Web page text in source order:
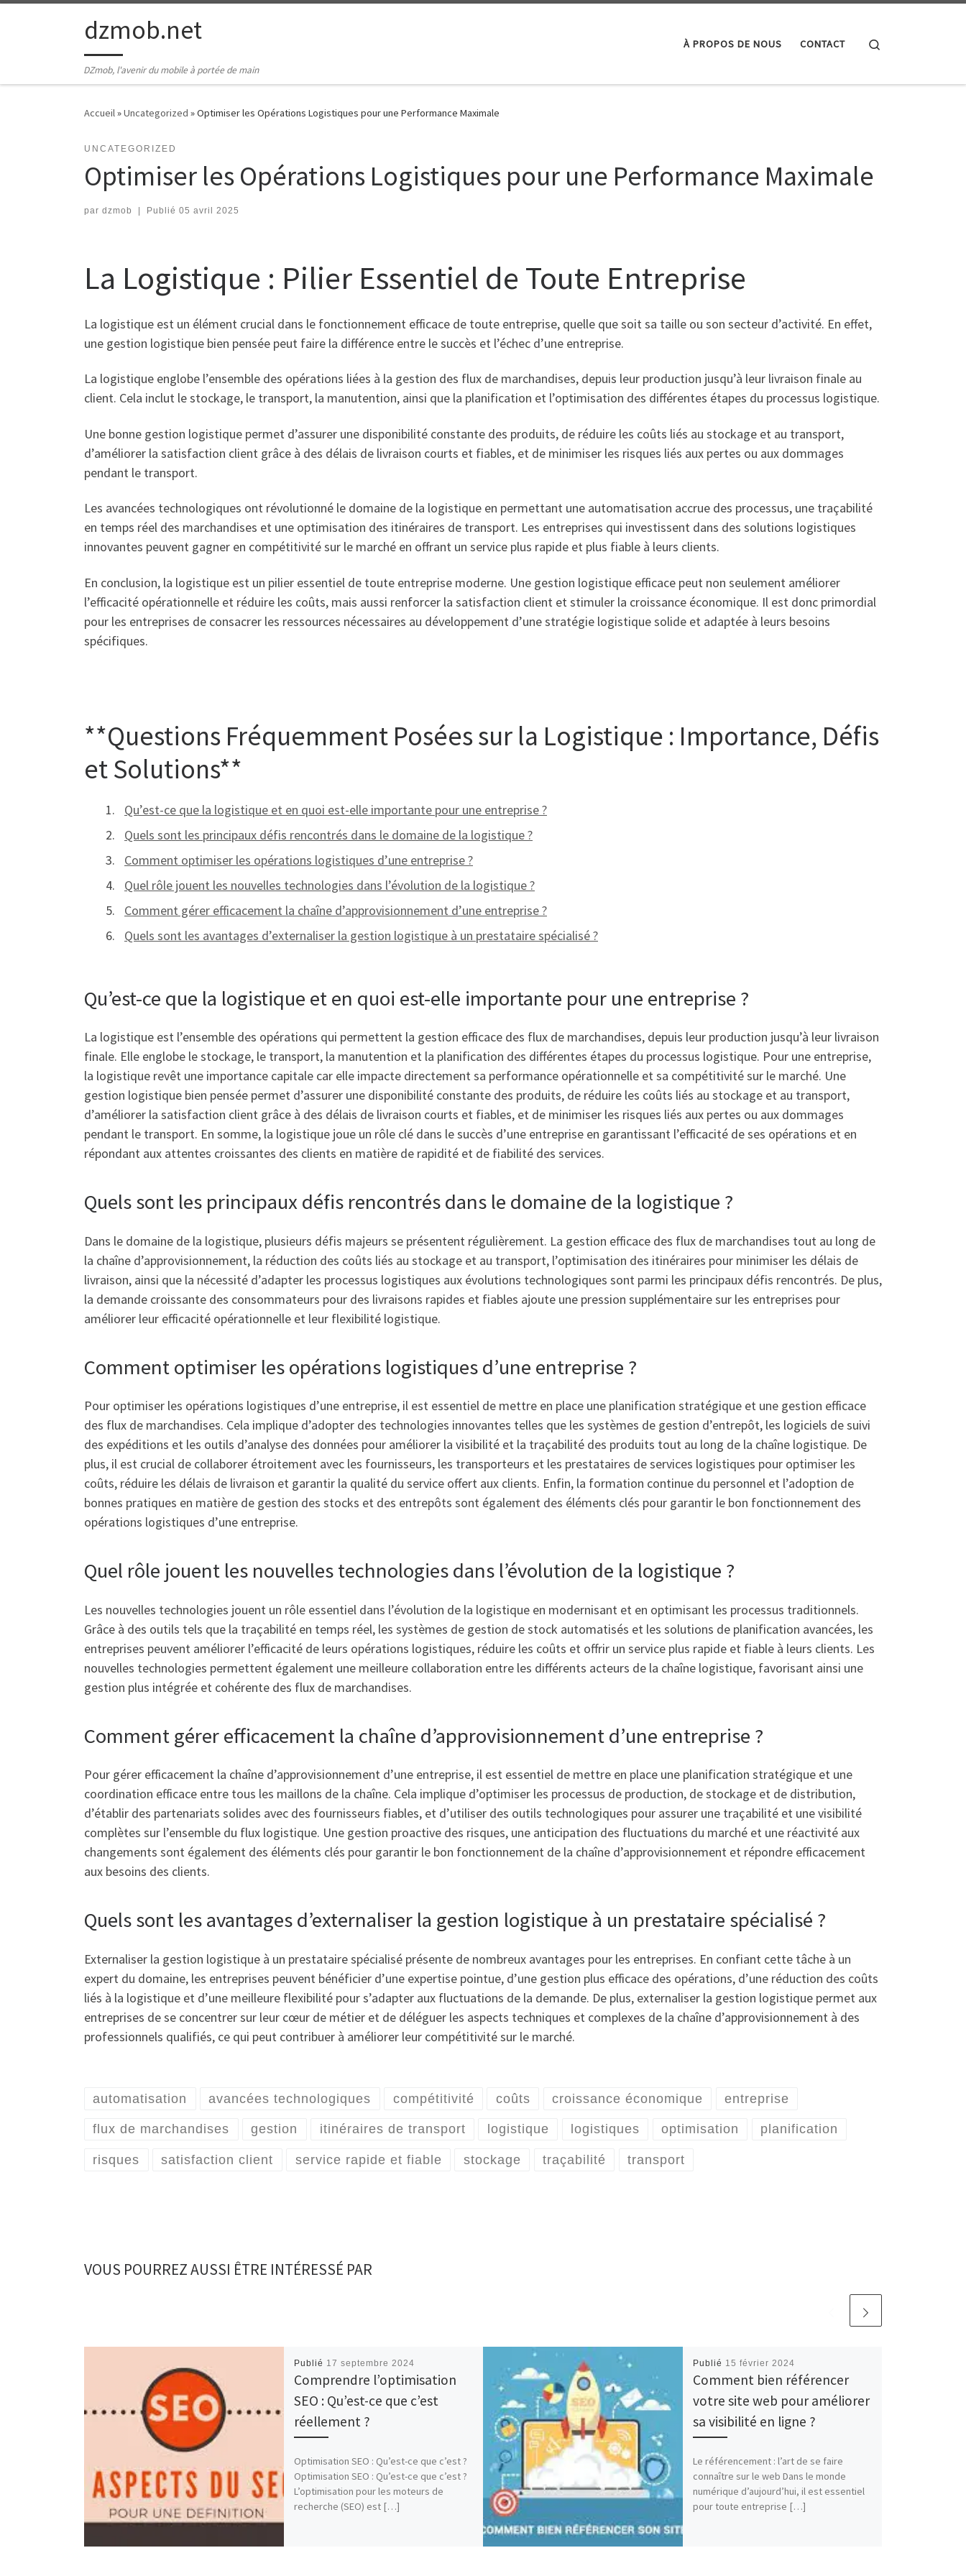
Passer au contenudzmob.net
DZmob, l'avenir du mobile à portée de main
À PROPOS DE NOUS CONTACT
Accueil»Uncategorized »Optimiser les Opérations Logistiques pour une Performance Maximale
UNCATEGORIZED
Optimiser les Opérations Logistiques pour une Performance Maximale
par dzmob Publié 05 avril 2025
La Logistique : Pilier Essentiel de Toute Entreprise
La logistique est un élément crucial dans le fonctionnement efficace de toute entreprise, quelle que soit sa taille ou son secteur d’activité. En effet,
une gestion logistique bien pensée peut faire la différence entre le succès et l’échec d’une entreprise.
La logistique englobe l’ensemble des opérations liées à la gestion des flux de marchandises, depuis leur production jusqu’à leur livraison finale au
client. Cela inclut le stockage, le transport, la manutention, ainsi que la planification et l’optimisation des différentes étapes du processus logistique.
Une bonne gestion logistique permet d’assurer une disponibilité constante des produits, de réduire les coûts liés au stockage et au transport,
d’améliorer la satisfaction client grâce à des délais de livraison courts et fiables, et de minimiser les risques liés aux pertes ou aux dommages
pendant le transport.
Les avancées technologiques ont révolutionné le domaine de la logistique en permettant une automatisation accrue des processus, une traçabilité
en temps réel des marchandises et une optimisation des itinéraires de transport. Les entreprises qui investissent dans des solutions logistiques
innovantes peuvent gagner en compétitivité sur le marché en offrant un service plus rapide et plus fiable à leurs clients.
En conclusion, la logistique est un pilier essentiel de toute entreprise moderne. Une gestion logistique efficace peut non seulement améliorer
l’efficacité opérationnelle et réduire les coûts, mais aussi renforcer la satisfaction client et stimuler la croissance économique. Il est donc primordial
pour les entreprises de consacrer les ressources nécessaires au développement d’une stratégie logistique solide et adaptée à leurs besoins
spécifiques.
**Questions Fréquemment Posées sur la Logistique : Importance, Défis
et Solutions**
Qu’est-ce que la logistique et en quoi est-elle importante pour une entreprise ?
Quels sont les principaux défis rencontrés dans le domaine de la logistique ?
Comment optimiser les opérations logistiques d’une entreprise ?
Quel rôle jouent les nouvelles technologies dans l’évolution de la logistique ?
Comment gérer efficacement la chaîne d’approvisionnement d’une entreprise ?
Quels sont les avantages d’externaliser la gestion logistique à un prestataire spécialisé ?
Qu’est-ce que la logistique et en quoi est-elle importante pour une entreprise ?
La logistique est l’ensemble des opérations qui permettent la gestion efficace des flux de marchandises, depuis leur production jusqu’à leur livraison
finale. Elle englobe le stockage, le transport, la manutention et la planification des différentes étapes du processus logistique. Pour une entreprise,
la logistique revêt une importance capitale car elle impacte directement sa performance opérationnelle et sa compétitivité sur le marché. Une
gestion logistique bien pensée permet d’assurer une disponibilité constante des produits, de réduire les coûts liés au stockage et au transport,
d’améliorer la satisfaction client grâce à des délais de livraison courts et fiables, et de minimiser les risques liés aux pertes ou aux dommages
pendant le transport. En somme, la logistique joue un rôle clé dans le succès d’une entreprise en garantissant l’efficacité de ses opérations et en
répondant aux attentes croissantes des clients en matière de rapidité et de fiabilité des services.
Quels sont les principaux défis rencontrés dans le domaine de la logistique ?
Dans le domaine de la logistique, plusieurs défis majeurs se présentent régulièrement. La gestion efficace des flux de marchandises tout au long de
la chaîne d’approvisionnement, la réduction des coûts liés au stockage et au transport, l’optimisation des itinéraires pour minimiser les délais de
livraison, ainsi que la nécessité d’adapter les processus logistiques aux évolutions technologiques sont parmi les principaux défis rencontrés. De plus,
la demande croissante des consommateurs pour des livraisons rapides et fiables ajoute une pression supplémentaire sur les entreprises pour
améliorer leur efficacité opérationnelle et leur flexibilité logistique.
Comment optimiser les opérations logistiques d’une entreprise ?
Pour optimiser les opérations logistiques d’une entreprise, il est essentiel de mettre en place une planification stratégique et une gestion efficace
des flux de marchandises. Cela implique d’adopter des technologies innovantes telles que les systèmes de gestion d’entrepôt, les logiciels de suivi
des expéditions et les outils d’analyse des données pour améliorer la visibilité et la traçabilité des produits tout au long de la chaîne logistique. De
plus, il est crucial de collaborer étroitement avec les fournisseurs, les transporteurs et les prestataires de services logistiques pour optimiser les
coûts, réduire les délais de livraison et garantir la qualité du service offert aux clients. Enfin, la formation continue du personnel et l’adoption de
bonnes pratiques en matière de gestion des stocks et des entrepôts sont également des éléments clés pour garantir le bon fonctionnement des
opérations logistiques d’une entreprise.
Quel rôle jouent les nouvelles technologies dans l’évolution de la logistique ?
Les nouvelles technologies jouent un rôle essentiel dans l’évolution de la logistique en modernisant et en optimisant les processus traditionnels.
Grâce à des outils tels que la traçabilité en temps réel, les systèmes de gestion de stock automatisés et les solutions de planification avancées, les
entreprises peuvent améliorer l’efficacité de leurs opérations logistiques, réduire les coûts et offrir un service plus rapide et fiable à leurs clients. Les
nouvelles technologies permettent également une meilleure collaboration entre les différents acteurs de la chaîne logistique, favorisant ainsi une
gestion plus intégrée et cohérente des flux de marchandises.
Comment gérer efficacement la chaîne d’approvisionnement d’une entreprise ?
Pour gérer efficacement la chaîne d’approvisionnement d’une entreprise, il est essentiel de mettre en place une planification stratégique et une
coordination efficace entre tous les maillons de la chaîne. Cela implique d’optimiser les processus de production, de stockage et de distribution,
d’établir des partenariats solides avec des fournisseurs fiables, et d’utiliser des outils technologiques pour assurer une traçabilité et une visibilité
complètes sur l’ensemble du flux logistique. Une gestion proactive des risques, une anticipation des fluctuations du marché et une réactivité aux
changements sont également des éléments clés pour garantir le bon fonctionnement de la chaîne d’approvisionnement et répondre efficacement
aux besoins des clients.
Quels sont les avantages d’externaliser la gestion logistique à un prestataire spécialisé ?
Externaliser la gestion logistique à un prestataire spécialisé présente de nombreux avantages pour les entreprises. En confiant cette tâche à un
expert du domaine, les entreprises peuvent bénéficier d’une expertise pointue, d’une gestion plus efficace des opérations, d’une réduction des coûts
liés à la logistique et d’une meilleure flexibilité pour s’adapter aux fluctuations de la demande. De plus, externaliser la gestion logistique permet aux
entreprises de se concentrer sur leur cœur de métier et de déléguer les aspects techniques et complexes de la chaîne d’approvisionnement à des
professionnels qualifiés, ce qui peut contribuer à améliorer leur compétitivité sur le marché.
automatisation avancées technologiques compétitivité coûts croissance économique entreprise
flux de marchandises gestion itinéraires de transport logistique logistiques optimisation planification
risques satisfaction client service rapide et fiable stockage traçabilité transport
VOUS POURREZ AUSSI ÊTRE INTÉRESSÉ PAR
Publié 17 septembre 2024
Comprendre l’optimisation
SEO : Qu’est-ce que c’est
réellement ?
Optimisation SEO : Qu’est-ce que c’est ?
Optimisation SEO : Qu’est-ce que c’est ?
L’optimisation pour les moteurs de
recherche (SEO) est […]
Publié 15 février 2024
Comment bien référencer
votre site web pour améliorer
sa visibilité en ligne ?
Le référencement : l’art de se faire
connaître sur le web Dans le monde
numérique d’aujourd’hui, il est essentiel
pour toute entreprise […]